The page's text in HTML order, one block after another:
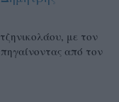
με τον
από τον